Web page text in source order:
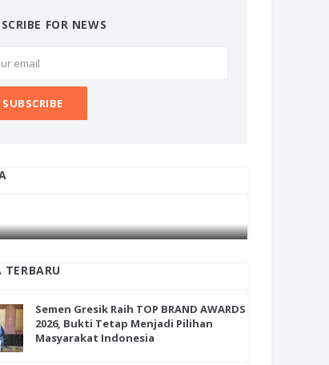
FOR NEWS
TERBARU
Semen Gresik Raih TOP BRAND AWARDS
2026, Bukti Tetap Menjadi Pilihan
Masyarakat Indonesia